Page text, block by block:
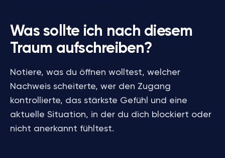
Was sollte ich nach diesem
Traum aufschreiben?
Notiere, was du öffnen wolltest, welcher
Nachweis scheiterte, wer den Zugang
kontrollierte, das stärkste Gefühl und eine
aktuelle Situation, in der du dich blockiert oder
nicht anerkannt fühltest.